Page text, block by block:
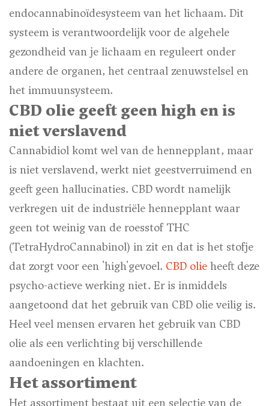
endocannabinoïdesysteem van het lichaam. Dit
systeem is verantwoordelijk voor de algehele
gezondheid van je lichaam en reguleert onder
andere de organen, het centraal zenuwstelsel en
het immuunsysteem.
CBD olie geeft geen high en is
niet verslavend
Cannabidiol komt wel van de hennepplant, maar
is niet verslavend, werkt niet geestverruimend en
geeft geen hallucinaties. CBD wordt namelijk
verkregen uit de industriële hennepplant waar
geen tot weinig van de roesstof THC
(TetraHydroCannabinol) in zit en dat is het stofje
dat zorgt voor een 'high'gevoel. CBD olie heeft deze
psycho-actieve werking niet. Er is inmiddels
aangetoond dat het gebruik van CBD olie veilig is.
Heel veel mensen ervaren het gebruik van CBD
olie als een verlichting bij verschillende
aandoeningen en klachten.
Het assortiment
Het assortiment bestaat uit een selectie van de